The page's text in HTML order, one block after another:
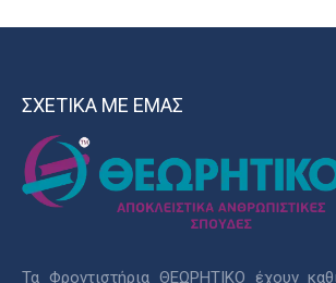
ΣΧΕΤΙΚΑ ΜΕ ΕΜΑΣ
Τα Φροντιστήρια ΘΕΩΡΗΤΙΚΟ έχουν